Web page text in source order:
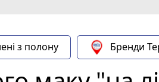
з полону Бренди